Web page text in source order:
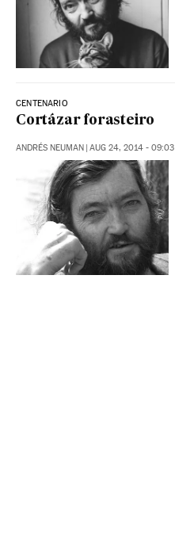
CENTENARIO
Cortázar forasteiro
ANDRÉS NEUMAN AUG 24, 2014 - 09:03